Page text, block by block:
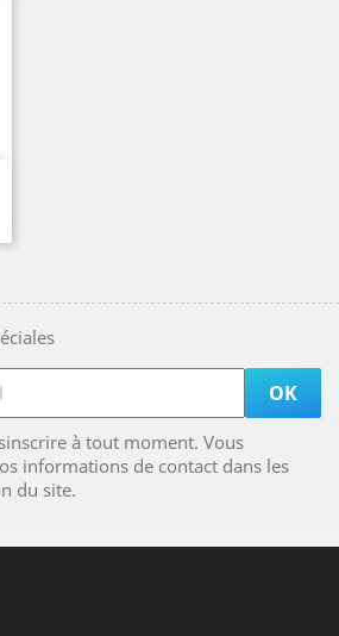
à tout moment. Vous
informations de contact dans les
du site.